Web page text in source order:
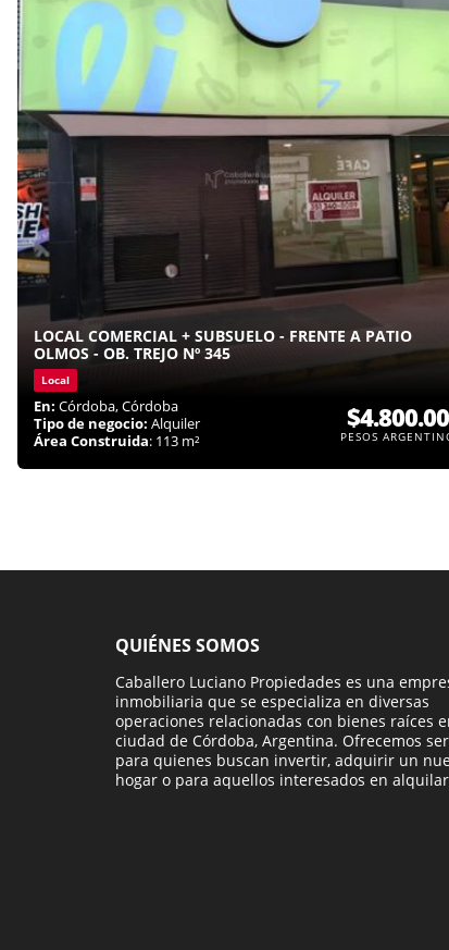
LOCAL COMERCIAL + SUBSUELO - FRENTE A PATIO
OLMOS - OB. TREJO Nº 345
Local
En: Córdoba, Córdoba
Tipo de negocio: Alquiler
Área Construida: 113 m² PESOS
QUIÉNES SOMOS
Caballero Luciano Propiedades es una
inmobiliaria que se especializa en diversas
operaciones relacionadas con bienes raíces
ciudad de Córdoba, Argentina. Ofrecemos
para quienes buscan invertir, adquirir un
hogar o para aquellos interesados en